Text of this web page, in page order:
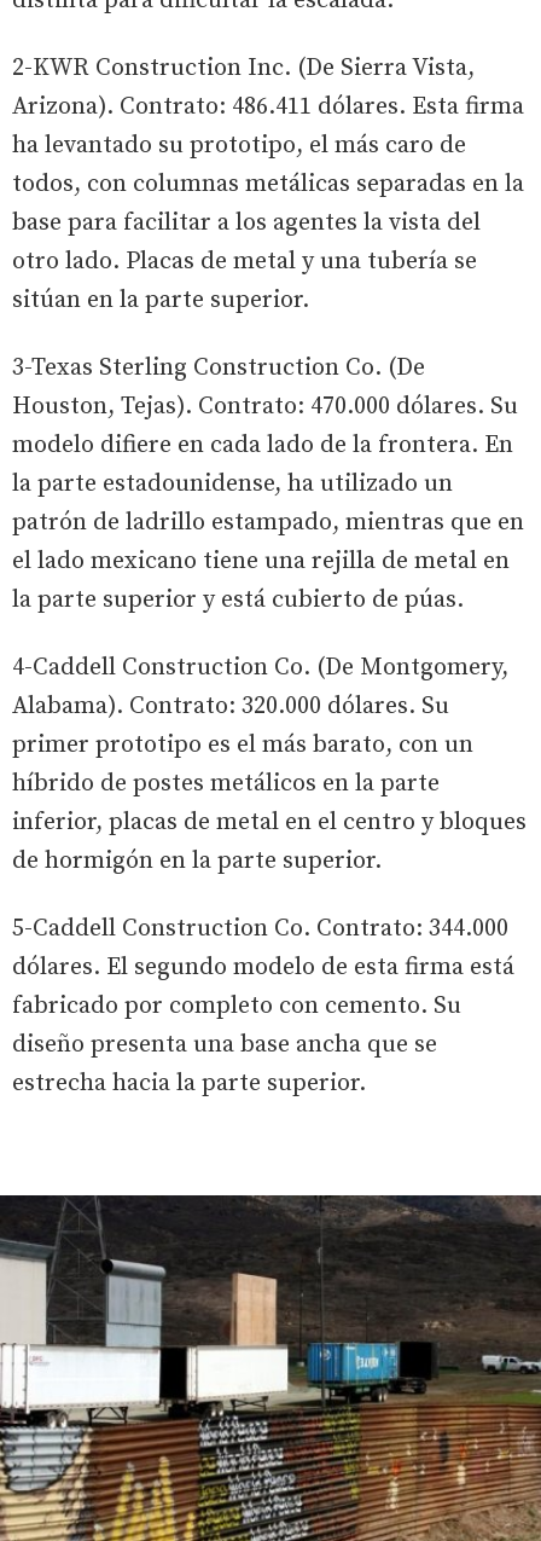
2-KWR Construction Inc. (De Sierra Vista,
Arizona). Contrato: 486.411 dólares. Esta firma
ha levantado su prototipo, el más caro de
todos, con columnas metálicas separadas en la
base para facilitar a los agentes la vista del
otro lado. Placas de metal y una tubería se
sitúan en la parte superior.
3-Texas Sterling Construction Co. (De
Houston, Tejas). Contrato: 470.000 dólares. Su
modelo difiere en cada lado de la frontera. En
la parte estadounidense, ha utilizado un
patrón de ladrillo estampado, mientras que en
el lado mexicano tiene una rejilla de metal en
la parte superior y está cubierto de púas.
4-Caddell Construction Co. (De Montgomery,
Alabama). Contrato: 320.000 dólares. Su
primer prototipo es el más barato, con un
híbrido de postes metálicos en la parte
inferior, placas de metal en el centro y bloques
de hormigón en la parte superior.
5-Caddell Construction Co. Contrato: 344.000
dólares. El segundo modelo de esta firma está
fabricado por completo con cemento. Su
diseño presenta una base ancha que se
estrecha hacia la parte superior.